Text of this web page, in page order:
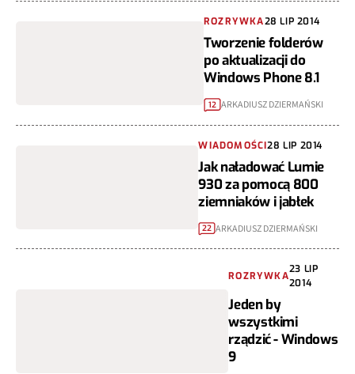
ROZRYWKA28 LIP 2014
Tworzenie folderów
po aktualizacji do
Windows Phone 8.1
12 ARKADIUSZ DZIERMAŃSKI
WIADOMOŚCI28 LIP 2014
Jak naładować Lumie
930 za pomocą 800
ziemniaków i jabłek
22 ARKADIUSZ DZIERMAŃSKI
ROZRYWKA
23 LIP
2014
Jeden by
wszystkimi
rządzić - Windows
9